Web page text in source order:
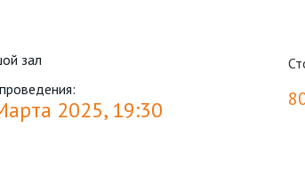
зал
2025, 19:30